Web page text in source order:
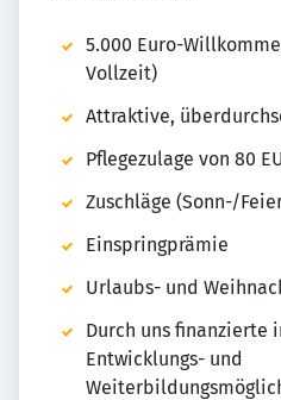
5.000 Euro-
Vollzeit)
Attraktive,
Pflegezulage von 80
Zuschläge (Sonn-/
Einspringprämie
Urlaubs- und
Durch uns finanzierte
Entwicklungs- und